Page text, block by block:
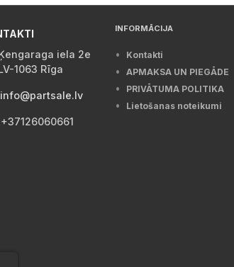
iela 2e
1063 Rīga
info@partsale.lv
+37126060661
INFORMĀCIJA
Kontakti
APMAKSA UN PIEGĀDE
PRIVĀTUMA POLITIKA
Lietošanas noteikumi